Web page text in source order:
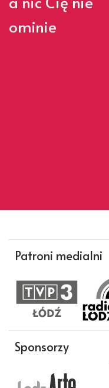
ominie
Patroni medialni
Sponsorzy